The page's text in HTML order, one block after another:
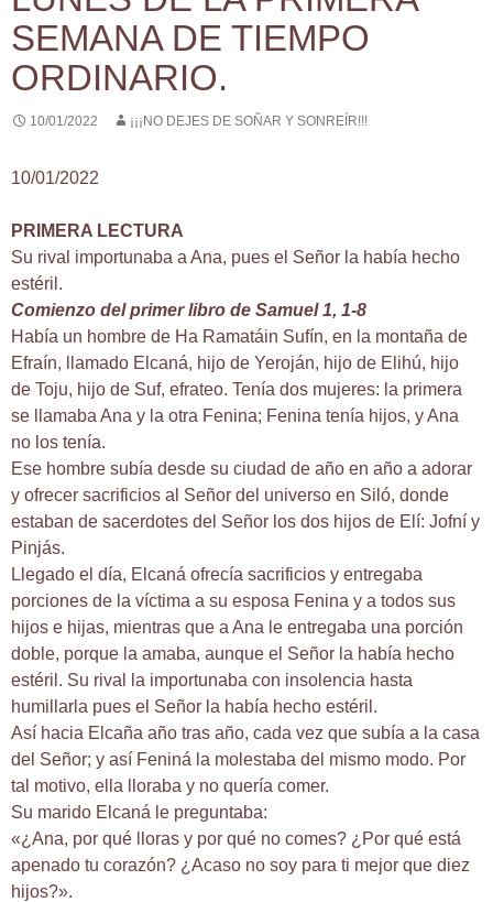
SEMANA DE TIEMPO
ORDINARIO.
10/01/2022 ¡¡¡NO DEJES DE SOÑAR Y SONREÍR!!!
10/01/2022
PRIMERA LECTURA
Su rival importunaba a Ana, pues el Señor la había hecho
estéril.
Comienzo del primer libro de Samuel 1, 1-8
Había un hombre de Ha Ramatáin Sufín, en la montaña de
Efraín, llamado Elcaná, hijo de Yeroján, hijo de Elihú, hijo
de Toju, hijo de Suf, efrateo. Tenía dos mujeres: la primera
se llamaba Ana y la otra Fenina; Fenina tenía hijos, y Ana
no los tenía.
Ese hombre subía desde su ciudad de año en año a adorar
y ofrecer sacrificios al Señor del universo en Siló, donde
estaban de sacerdotes del Señor los dos hijos de Elí: Jofní y
Pinjás.
Llegado el día, Elcaná ofrecía sacrificios y entregaba
porciones de la víctima a su esposa Fenina y a todos sus
hijos e hijas, mientras que a Ana le entregaba una porción
doble, porque la amaba, aunque el Señor la había hecho
estéril. Su rival la importunaba con insolencia hasta
humillarla pues el Señor la había hecho estéril.
Así hacia Elcaña año tras año, cada vez que subía a la casa
del Señor; y así Feniná la molestaba del mismo modo. Por
tal motivo, ella lloraba y no quería comer.
Su marido Elcaná le preguntaba:
«¿Ana, por qué lloras y por qué no comes? ¿Por qué está
apenado tu corazón? ¿Acaso no soy para ti mejor que diez
hijos?».